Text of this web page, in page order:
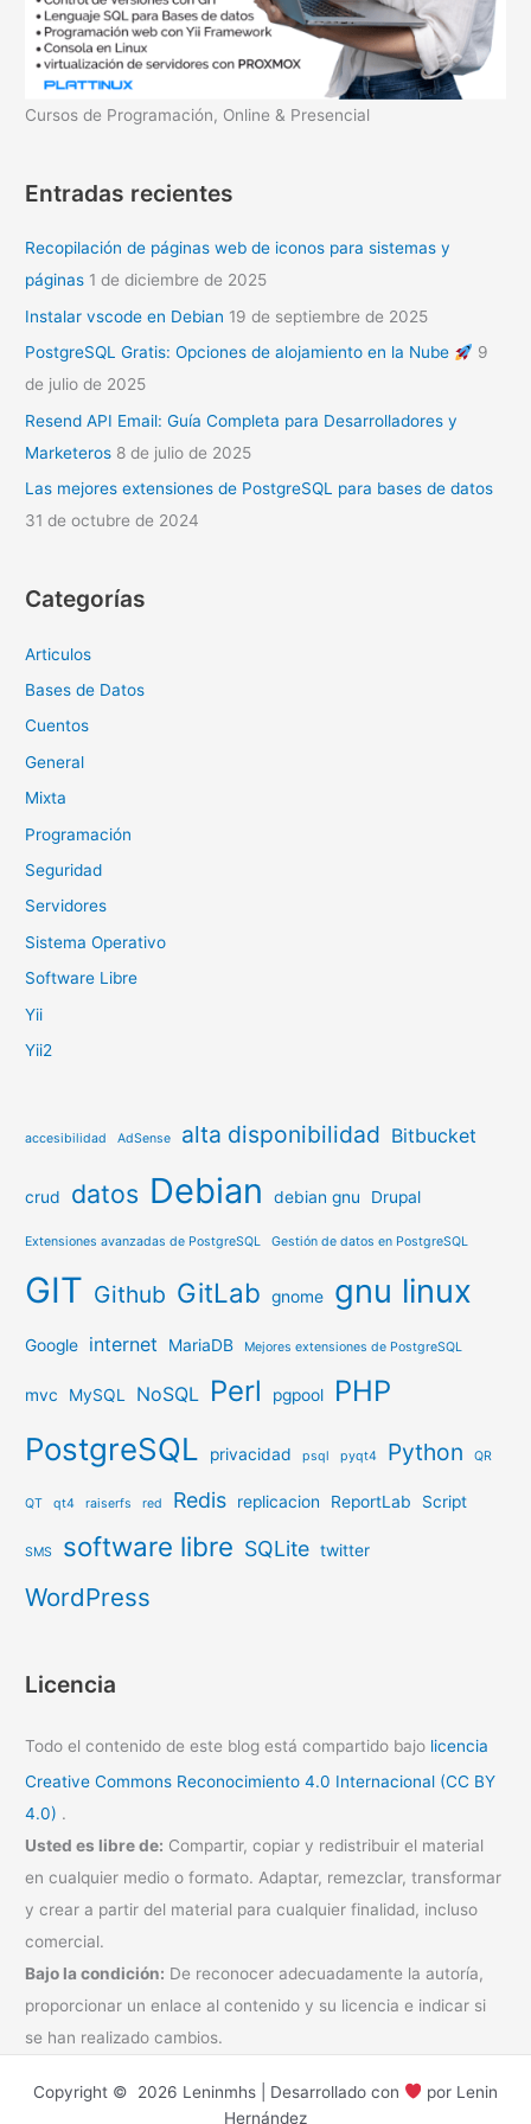
Cursos de Programación, Online & Presencial
Entradas recientes
Recopilación de páginas web de iconos para sistemas y
páginas 1 de diciembre de 2025
Instalar vscode en Debian 19 de septiembre de 2025
PostgreSQL Gratis: Opciones de alojamiento en la Nube
9
de julio de 2025
Resend API Email: Guía Completa para Desarrolladores y
Marketeros 8 de julio de 2025
Las mejores extensiones de PostgreSQL para bases de datos
31 de octubre de 2024
Categorías
Articulos
Bases de Datos
Cuentos
General
Mixta
Programación
Seguridad
Servidores
Sistema Operativo
Software Libre
Yii
Yii2
accesibilidad AdSense alta disponibilidad Bitbucket
crud datos Debian debian gnu Drupal
Extensiones avanzadas de PostgreSQL Gestión de datos en PostgreSQL
GIT Github GitLab gnome gnu linux
Google internet MariaDB Mejores extensiones de PostgreSQL
mvc MySQL NoSQL Perl pgpool PHP
PostgreSQL privacidad psql pyqt4 Python QR
QT qt4 raiserfs red Redis replicacion ReportLab Script
SMS software libre SQLite twitter
WordPress
Licencia
Todo el contenido de este blog está compartido bajo licencia
Creative Commons Reconocimiento 4.0 Internacional (CC BY
4.0) .
Usted es libre de: Compartir, copiar y redistribuir el material
en cualquier medio o formato. Adaptar, remezclar, transformar
y crear a partir del material para cualquier finalidad, incluso
comercial.
Bajo la condición: De reconocer adecuadamente la autoría,
proporcionar un enlace al contenido y su licencia e indicar si
se han realizado cambios.
Copyright © 2026 Leninmhs | Desarrollado con
por Lenin
Hernández